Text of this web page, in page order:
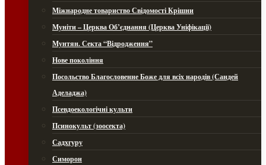
Міжнародне товариство Свідомості Крішни
Муніти – Церква Об’єднання (Церква Уніфікації)
Мунтян. Секта “Відродження”
Нове покоління
Посольство Благословенне Боже для всіх народів (Сандей
Аделаджа)
Псевдоекологічні культи
Псинокульт (зоосекта)
Садхгуру
Симорон